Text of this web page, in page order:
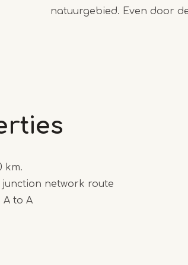
natuurgebied. Even door
km.
junction network route
A to A